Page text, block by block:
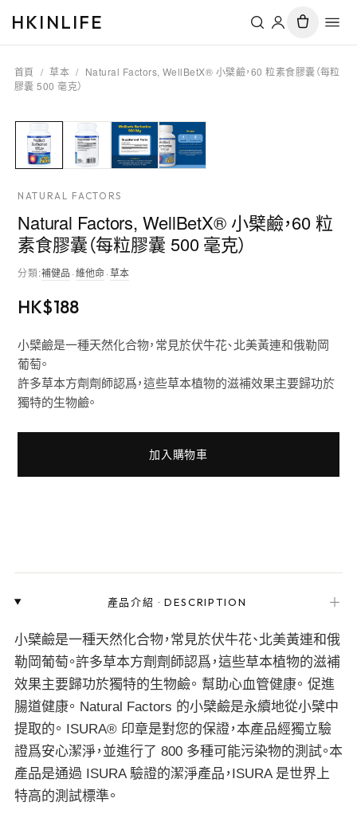
HKINLIFE
首頁 / 草本 / Natural Factors, WellBetX® 小檗鹼，60 粒素食膠囊（每粒
膠囊 500 毫克）
NATURAL FACTORS
Natural Factors, WellBetX® 小檗鹼，60 粒
素食膠囊（每粒膠囊 500 毫克）
分類:補健品 ·維他命·草本
HK$188
小檗鹼是一種天然化合物，常見於伏牛花、北美黃連和俄勒岡
葡萄。
許多草本方劑劑師認爲，這些草本植物的滋補效果主要歸功於
獨特的生物鹼。
加入購物車
產品介紹 ·DESCRIPTION ＋
小檗鹼是一種天然化合物，常見於伏牛花、北美黃連和俄
勒岡葡萄。許多草本方劑劑師認爲，這些草本植物的滋補
效果主要歸功於獨特的生物鹼。 幫助心血管健康。 促進
腸道健康。 Natural Factors 的小檗鹼是永續地從小檗中
提取的。 ISURA® 印章是對您的保證，本產品經獨立驗
證爲安心潔淨，並進行了 800 多種可能污染物的測試。本
產品是通過 ISURA 驗證的潔淨產品，ISURA 是世界上
特高的測試標準。